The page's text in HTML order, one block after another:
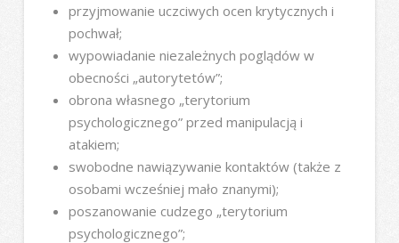
przyjmowanie uczciwych ocen krytycznych i
pochwał;
wypowiadanie niezależnych poglądów w
obecności „autorytetów”;
obrona własnego „terytorium
psychologicznego” przed manipulacją i
atakiem;
swobodne nawiązywanie kontaktów (także z
osobami wcześniej mało znanymi);
poszanowanie cudzego „terytorium
psychologicznego”;